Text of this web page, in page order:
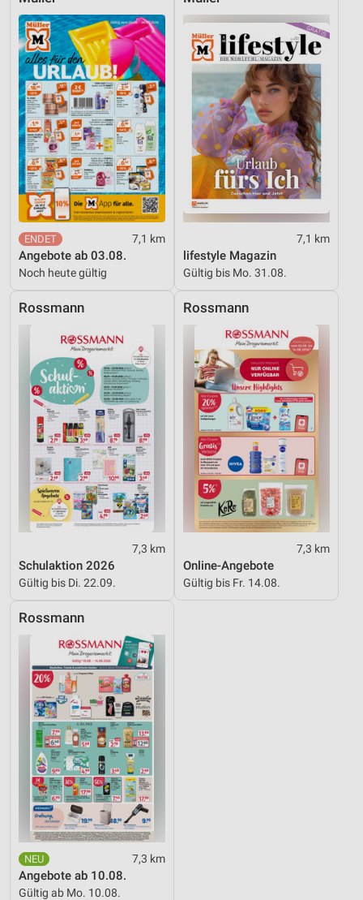
7,1 km
Angebote ab 03.08.
Noch heute gültig
7,1 km
lifestyle Magazin
Gültig bis Mo. 31.08.
Rossmann
7,3 km
Schulaktion 2026
Gültig bis Di. 22.09.
Rossmann
7,3 km
Online-Angebote
Gültig bis Fr. 14.08.
Rossmann
7,3 km
Angebote ab 10.08.
Gültig ab Mo. 10.08.